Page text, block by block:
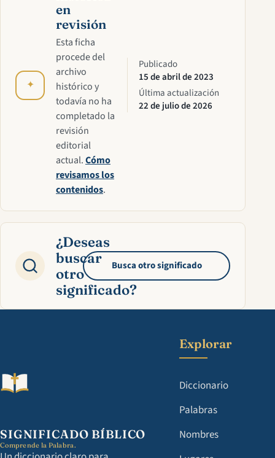
✦
en
revisión
Esta ficha
procede del
archivo
histórico y
todavía no ha
completado la
revisión
editorial
actual.Cómo
revisamos los
contenidos.
Publicado
15 de abril de 2023
Última actualización
22 de julio de 2026
¿Deseas
buscar
otro
significado?
Busca otro significado
SIGNIFICADO BÍBLICO
Comprende la Palabra.
Explorar
Diccionario
Palabras
Nombres